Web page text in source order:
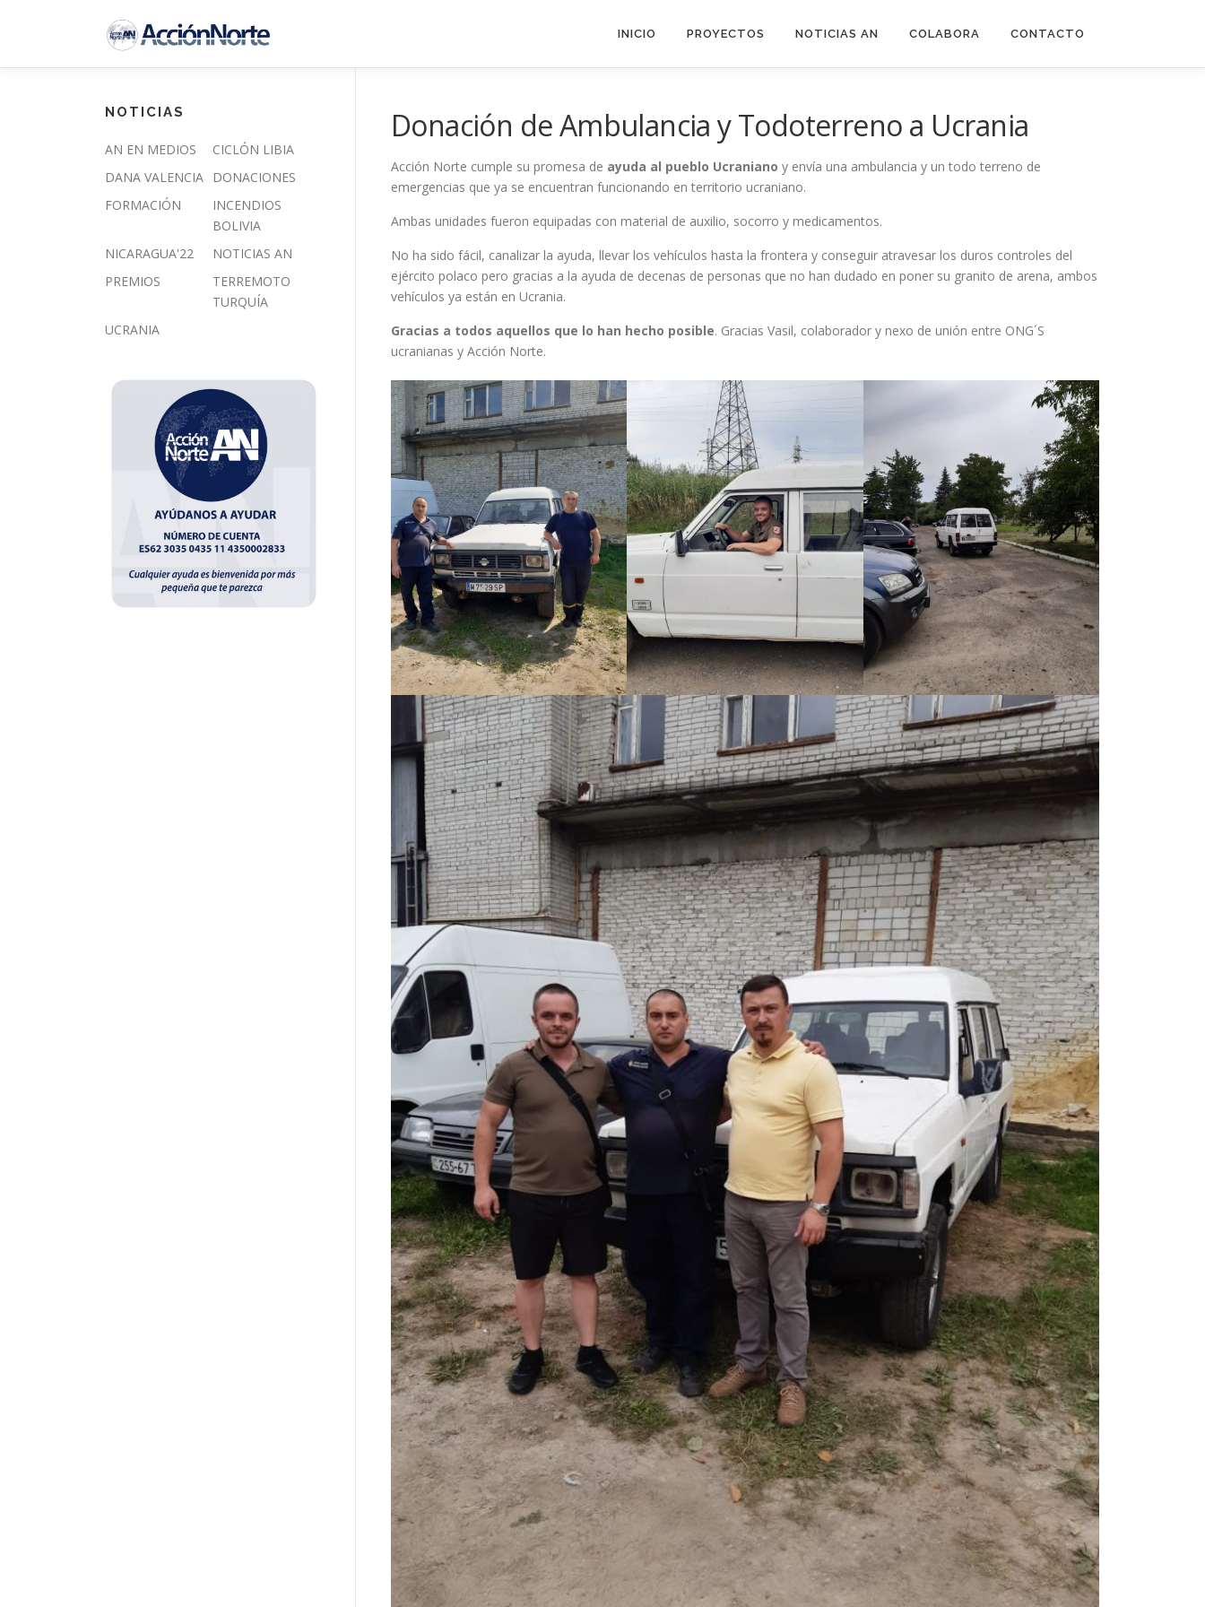
INICIO PROYECTOS NOTICIAS AN COLABORA CONTACTO
Donación de Ambulancia y Todoterreno a Ucrania
Acción Norte cumple su promesa de ayuda al pueblo Ucraniano y envía una ambulancia y un todo terreno de
emergencias que ya se encuentran funcionando en territorio ucraniano.
Ambas unidades fueron equipadas con material de auxilio, socorro y medicamentos.
No ha sido fácil, canalizar la ayuda, llevar los vehículos hasta la frontera y conseguir atravesar los duros controles del
ejército polaco pero gracias a la ayuda de decenas de personas que no han dudado en poner su granito de arena, ambos
vehículos ya están en Ucrania.
Gracias a todos aquellos que lo han hecho posible. Gracias Vasil, colaborador y nexo de unión entre ONG´S
ucranianas y Acción Norte.
NOTICIAS
AN EN MEDIOS
CICLÓN LIBIA
DANA VALENCIA DONACIONES
FORMACIÓN
INCENDIOS
BOLIVIA
NICARAGUA'22
NOTICIAS AN
PREMIOS
TERREMOTO
TURQUÍA
UCRANIA